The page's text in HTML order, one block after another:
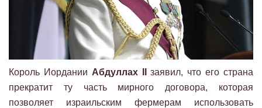
Король Иордании Абдуллах II
заявил, что его страна
прекратит ту часть мирного договора, которая
позволяет израильским фермерам использовать